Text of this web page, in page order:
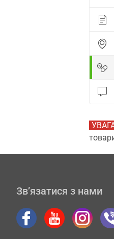
Зв’язатися з нами